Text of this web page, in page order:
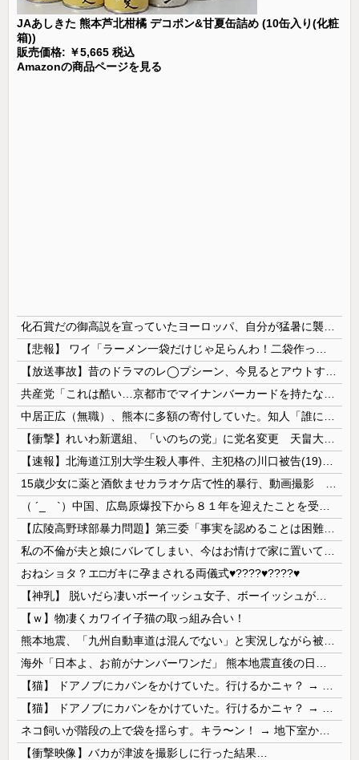
JAあしきた 熊本芦北柑橘 デコポン&甘夏缶詰め (10缶入り(化粧
箱))
販売価格: ￥5,665 税込
Amazonの商品ページを見る
おねショタ？エ□ガキに孕まされる両儀式♥️????♥️????♥️
【ｗ】物凄くカワイイ子猫の取っ組み合い！
【衝撃映像】バカが津波を撮影しに行った結果…